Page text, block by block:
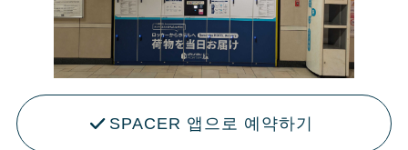
SPACER 앱으로 예약하기